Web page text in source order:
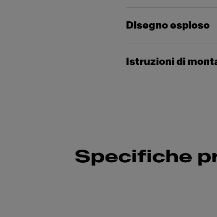
Disegno esploso
Istruzioni di
Specifiche